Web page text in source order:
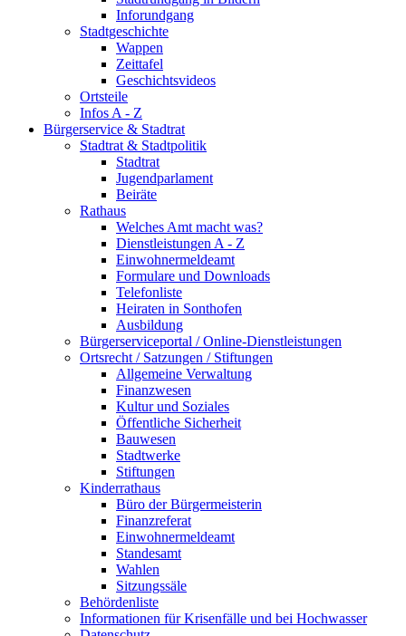
Inforundgang
Stadtgeschichte
Wappen
Zeittafel
Geschichtsvideos
Ortsteile
Infos A - Z
Bürgerservice & Stadtrat
Stadtrat & Stadtpolitik
Stadtrat
Jugendparlament
Beiräte
Rathaus
Welches Amt macht was?
Dienstleistungen A - Z
Einwohnermeldeamt
Formulare und Downloads
Telefonliste
Heiraten in Sonthofen
Ausbildung
Bürgerserviceportal / Online-Dienstleistungen
Ortsrecht / Satzungen / Stiftungen
Allgemeine Verwaltung
Finanzwesen
Kultur und Soziales
Öffentliche Sicherheit
Bauwesen
Stadtwerke
Stiftungen
Kinderrathaus
Büro der Bürgermeisterin
Finanzreferat
Einwohnermeldeamt
Standesamt
Wahlen
Sitzungssäle
Behördenliste
Informationen für Krisenfälle und bei Hochwasser